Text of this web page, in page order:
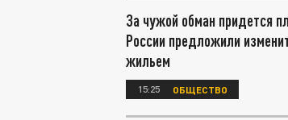
За чужой обман придется
России предложили
жильем
15:25 ОБЩЕСТВО